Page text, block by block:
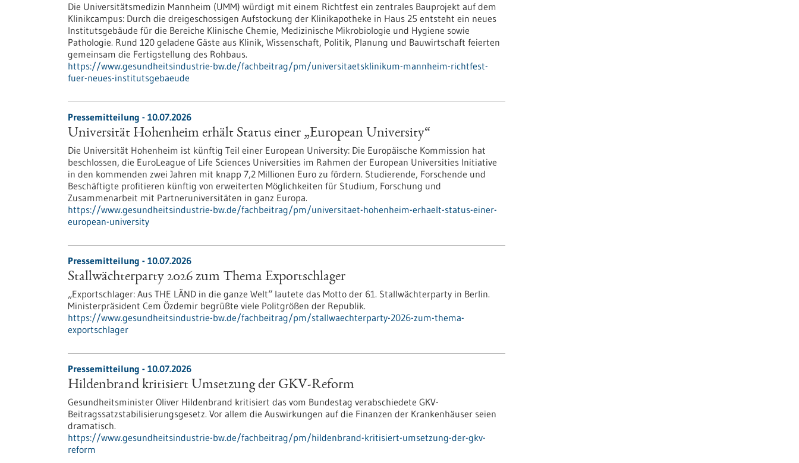
Die Universitätsmedizin Mannheim (UMM) würdigt mit einem Richtfest ein zentrales Bauprojekt auf dem
Klinikcampus: Durch die dreigeschossigen Aufstockung der Klinikapotheke in Haus 25 entsteht ein neues
Institutsgebäude für die Bereiche Klinische Chemie, Medizinische Mikrobiologie und Hygiene sowie
Pathologie. Rund 120 geladene Gäste aus Klinik, Wissenschaft, Politik, Planung und Bauwirtschaft feierten
gemeinsam die Fertigstellung des Rohbaus.
https://www.gesundheitsindustrie-bw.de/fachbeitrag/pm/universitaetsklinikum-mannheim-richtfest-
fuer-neues-institutsgebaeude
Pressemitteilung - 10.07.2026
Universität Hohenheim erhält Status einer „European University“
Die Universität Hohenheim ist künftig Teil einer European University: Die Europäische Kommission hat
beschlossen, die EuroLeague of Life Sciences Universities im Rahmen der European Universities Initiative
in den kommenden zwei Jahren mit knapp 7,2 Millionen Euro zu fördern. Studierende, Forschende und
Beschäftigte profitieren künftig von erweiterten Möglichkeiten für Studium, Forschung und
Zusammenarbeit mit Partneruniversitäten in ganz Europa.
https://www.gesundheitsindustrie-bw.de/fachbeitrag/pm/universitaet-hohenheim-erhaelt-status-einer-
european-university
Pressemitteilung - 10.07.2026
Stallwächterparty 2026 zum Thema Exportschlager
„Exportschlager: Aus THE LÄND in die ganze Welt“ lautete das Motto der 61. Stallwächterparty in Berlin.
Ministerpräsident Cem Özdemir begrüßte viele Politgrößen der Republik.
https://www.gesundheitsindustrie-bw.de/fachbeitrag/pm/stallwaechterparty-2026-zum-thema-
exportschlager
Pressemitteilung - 10.07.2026
Hildenbrand kritisiert Umsetzung der GKV-Reform
Gesundheitsminister Oliver Hildenbrand kritisiert das vom Bundestag verabschiedete GKV-
Beitragssatzstabilisierungsgesetz. Vor allem die Auswirkungen auf die Finanzen der Krankenhäuser seien
dramatisch.
https://www.gesundheitsindustrie-bw.de/fachbeitrag/pm/hildenbrand-kritisiert-umsetzung-der-gkv-
reform